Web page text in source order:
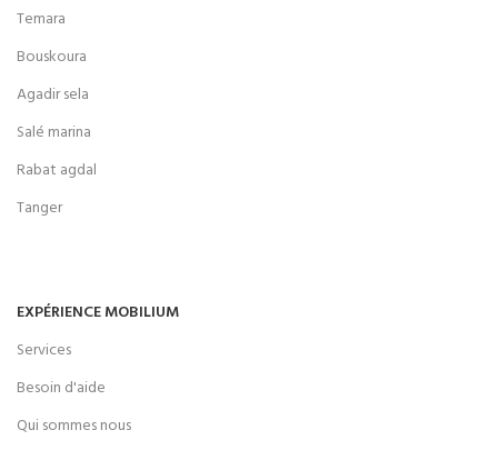
Temara
Bouskoura
Agadir sela
Salé marina
Rabat agdal
Tanger
EXPÉRIENCE MOBILIUM
Services
Besoin d'aide
Qui sommes nous